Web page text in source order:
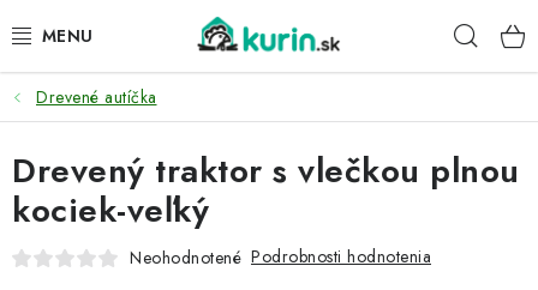
na
PRE HYDINU
PRE PSY
PRE ZAJACE
Drevené autíčka
Drevený traktor s vlečkou plnou
kociek-veľký
Neohodnotené Podrobnosti hodnotenia